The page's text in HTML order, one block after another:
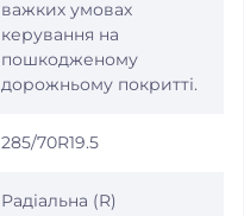
важких умовах
керування на
пошкодженому
дорожньому покритті.
285/70R19.5
Радіальна (R)